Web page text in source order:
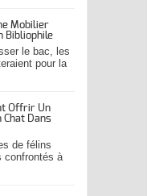
Mobilier
Bibliophile
le bac, les
pour la
Offrir Un
Chat Dans
de félins
confrontés à